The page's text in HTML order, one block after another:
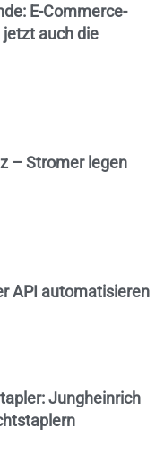
E-Commerce-
auch die
– Stromer legen
API automatisieren
Jungheinrich